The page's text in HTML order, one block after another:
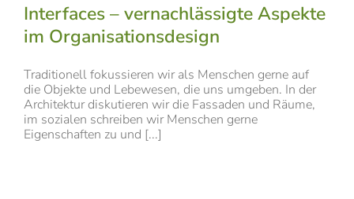
Interfaces – vernachlässigte Aspekte
im Organisationsdesign
Traditionell fokussieren wir als Menschen gerne auf
die Objekte und Lebewesen, die uns umgeben. In der
Architektur diskutieren wir die Fassaden und Räume,
im sozialen schreiben wir Menschen gerne
Eigenschaften zu und [...]